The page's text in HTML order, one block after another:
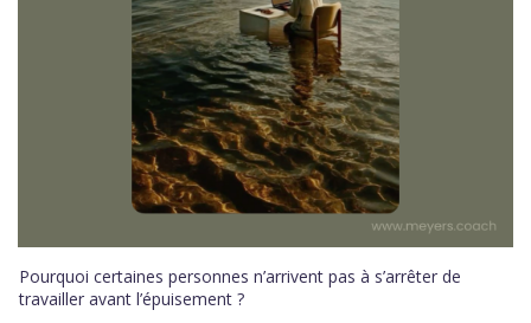
Pourquoi certaines personnes n’arrivent pas à s’arrêter de
travailler avant l’épuisement ?